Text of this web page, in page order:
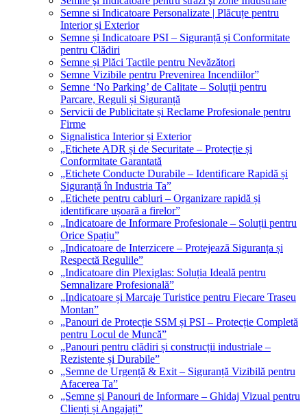
Semne si Indicatoare Personalizate | Plăcuțe pentru
Interior și Exterior
Semne și Indicatoare PSI – Siguranță și Conformitate
pentru Clădiri
Semne și Plăci Tactile pentru Nevăzători
Semne Vizibile pentru Prevenirea Incendiilor”
Semne ‘No Parking’ de Calitate – Soluții pentru
Parcare, Reguli și Siguranță
Servicii de Publicitate și Reclame Profesionale pentru
Firme
Signalistica Interior și Exterior
„Etichete ADR și de Securitate – Protecție și
Conformitate Garantată
„Etichete Conducte Durabile – Identificare Rapidă și
Siguranță în Industria Ta”
„Etichete pentru cabluri – Organizare rapidă și
identificare ușoară a firelor”
„Indicatoare de Informare Profesionale – Soluții pentru
Orice Spațiu”
„Indicatoare de Interzicere – Protejează Siguranța și
Respectă Regulile”
„Indicatoare din Plexiglas: Soluția Ideală pentru
Semnalizare Profesională”
„Indicatoare și Marcaje Turistice pentru Fiecare Traseu
Montan”
„Panouri de Protecție SSM și PSI – Protecție Completă
pentru Locul de Muncă”
„Panouri pentru clădiri și construcții industriale –
Rezistente și Durabile”
„Semne de Urgență & Exit – Siguranță Vizibilă pentru
Afacerea Ta”
„Semne și Panouri de Informare – Ghidaj Vizual pentru
Clienți și Angajați”